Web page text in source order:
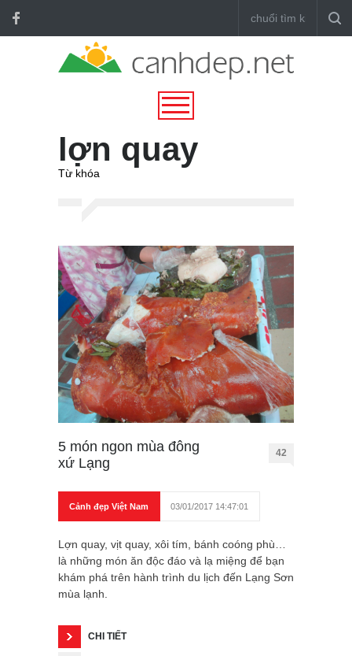
lợn quay
Từ khóa
5 món ngon mùa đông
xứ Lạng
42
Cảnh đẹp Việt Nam 03/01/2017 14:47:01
Lợn quay, vịt quay, xôi tím, bánh coóng phù…
là những món ăn độc đáo và lạ miệng để bạn
khám phá trên hành trình du lịch đến Lạng Sơn
mùa lạnh.
CHI TIẾT